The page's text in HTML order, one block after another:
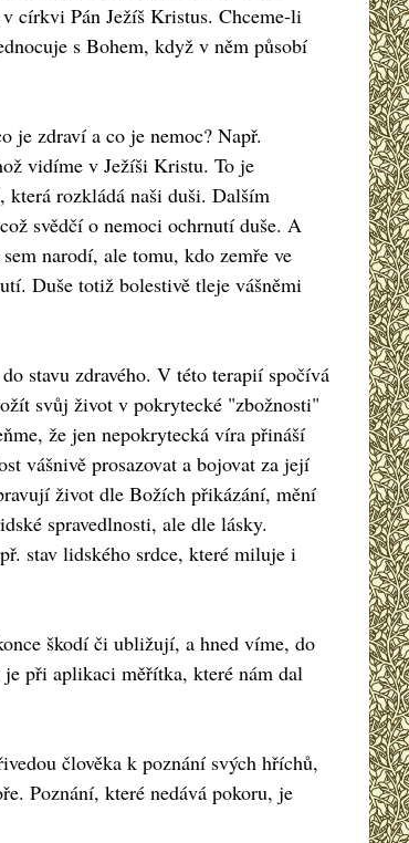
církvi Pán Ježíš Kristus. Chceme-li
s Bohem, když v něm působí
je zdraví a co je nemoc? Např.
vidíme v Ježíši Kristu. To je
která rozkládá naši duši. Dalším
svědčí o nemoci ochrnutí duše. A
narodí, ale tomu, kdo zemře ve
Duše totiž bolestivě tleje vášněmi
stavu zdravého. V této terapií spočívá
svůj život v pokrytecké "zbožnosti"
že jen nepokrytecká víra přináší
vášnivě prosazovat a bojovat za její
život dle Božích přikázání, mění
spravedlnosti, ale dle lásky.
stav lidského srdce, které miluje i
škodí či ubližují, a hned víme, do
při aplikaci měřítka, které nám dal
člověka k poznání svých hříchů,
Poznání, které nedává pokoru, je